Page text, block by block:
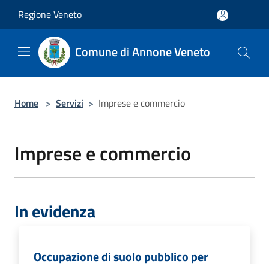
Regione Veneto
Comune di Annone Veneto
Home > Servizi > Imprese e commercio
Imprese e commercio
In evidenza
Occupazione di suolo pubblico per